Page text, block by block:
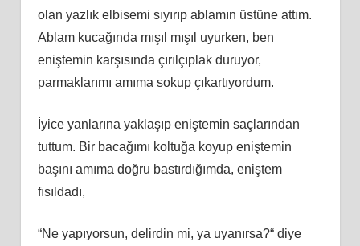
olan yazlık elbisemi sıyırıp ablamın üstüne attım.
Ablam kucağında mışıl mışıl uyurken, ben
eniştemin karşısında çırılçıplak duruyor,
parmaklarımı amıma sokup çıkartıyordum.
İyice yanlarına yaklaşıp eniştemin saçlarından
tuttum. Bir bacağımı koltuğa koyup eniştemin
başını amıma doğru bastırdığımda, eniştem
fısıldadı,
“Ne yapıyorsun, delirdin mi, ya uyanırsa?“ diye